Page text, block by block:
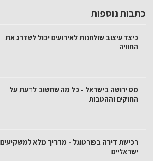
כתבות נוספות
כיצד עיצוב שולחנות לאירועים יכול לשדרג את
החוויה
מס ירושה בישראל - כל מה שחשוב לדעת על
החוקים וההטבות
רכישת דירה בפורטוגל - מדריך מלא למשקיעים
ישראליים